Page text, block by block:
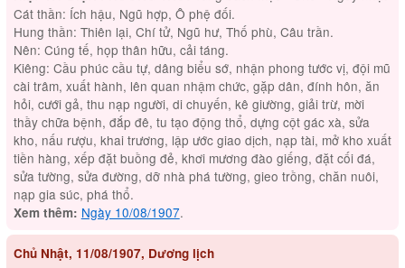
Cát thần: Ích hậu, Ngũ hợp, Ô phệ đối.
Hung thần: Thiên lại, Chí tử, Ngũ hư, Thố phù, Câu trần.
Nên: Cúng tế, họp thân hữu, cải táng.
Kiêng: Cầu phúc cầu tự, dâng biểu sớ, nhận phong tước vị, đội mũ
cài trâm, xuất hành, lên quan nhậm chức, gặp dân, đính hôn, ăn
hỏi, cưới gả, thu nạp người, di chuyến, kê giường, giải trừ, mời
thầy chữa bệnh, đắp đê, tu tạo động thổ, dựng cột gác xà, sửa
kho, nấu rượu, khai trương, lập ước giao dịch, nạp tài, mở kho xuất
tiền hàng, xếp đặt buồng đẻ, khơi mương đào giếng, đặt cối đá,
sửa tường, sửa đường, dỡ nhà phá tường, gieo trồng, chăn nuôi,
nạp gia súc, phá thổ.
Xem thêm: Ngày 10/08/1907.
Chủ Nhật, 11/08/1907, Dương lịch